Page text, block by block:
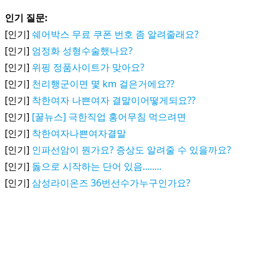
인기 질문:
[인기] 쉐어박스 무료 쿠폰 번호 좀 알려줄래요?
[인기] 엄정화 성형수술했나요?
[인기] 위핑 정품사이트가 맞아요?
[인기] 천리행군이면 몇 km 걸은거에요??
[인기] 착한여자 나쁜여자 결말이어떻게되요??
[인기] [꿀뉴스] 극한직업 홍어무침 먹으려면
[인기] 착한여자나쁜여자결말
[인기] 인파선암이 뭔가요? 증상도 알려줄 수 있을까요?
[인기] 돓으로 시작하는 단어 있음........
[인기] 삼성라이온즈 36번선수가누구인가요?